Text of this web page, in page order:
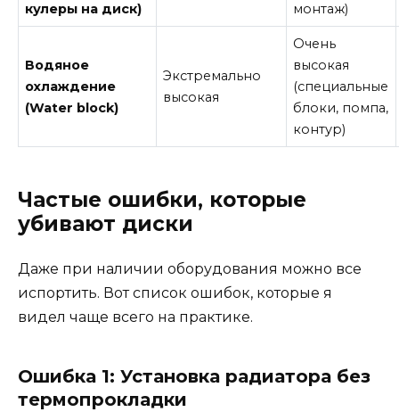
кулеры на диск)
монтаж)
Водяное
охлаждение
(Water block)
Экстремально
высокая
Очень
высокая
(специальные
блоки, помпа,
контур)
Частые ошибки, которые
убивают диски
Даже при наличии оборудования можно все
испортить. Вот список ошибок, которые я
видел чаще всего на практике.
Ошибка 1: Установка радиатора без
термопрокладки